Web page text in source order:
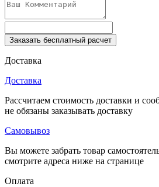
Заказать бесплатный расчет
Доставка
Доставка
Рассчитаем стоимость доставки и
не обязаны заказывать доставку
Самовывоз
Вы можете забрать товар
смотрите адреса ниже на странице
Оплата